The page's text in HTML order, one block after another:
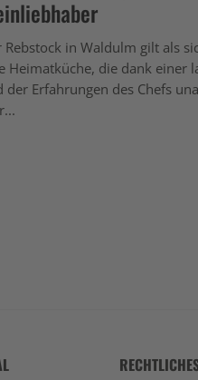
Rebstock in Waldulm gilt als
Heimatküche, die dank einer
der Erfahrungen des Chefs